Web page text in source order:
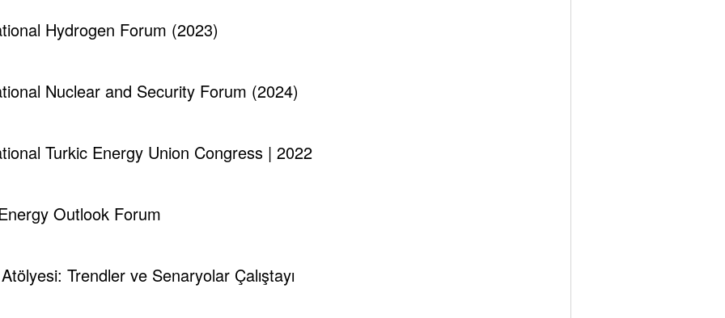
Hydrogen Forum (2023)
Nuclear and Security Forum (2024)
Turkic Energy Union Congress | 2022
Outlook Forum
Trendler ve Senaryolar Çalıştayı
Tespambackup@gmail.com
Fatma Cengiz – Strateji Başkan Yard.